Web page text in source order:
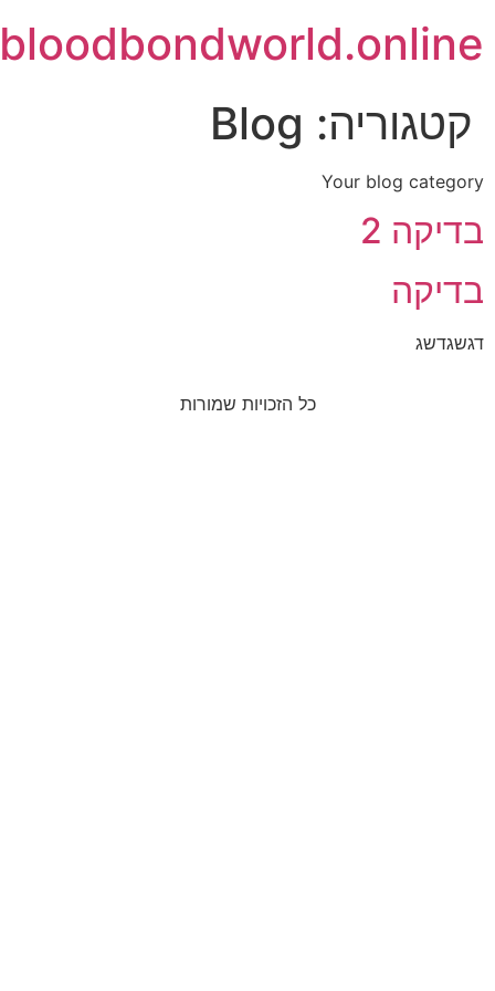
bloodbondworld.online
קטגוריה: Blog
Your blog category
בדיקה 2
בדיקה
דגשגדשג
כל הזכויות שמורות